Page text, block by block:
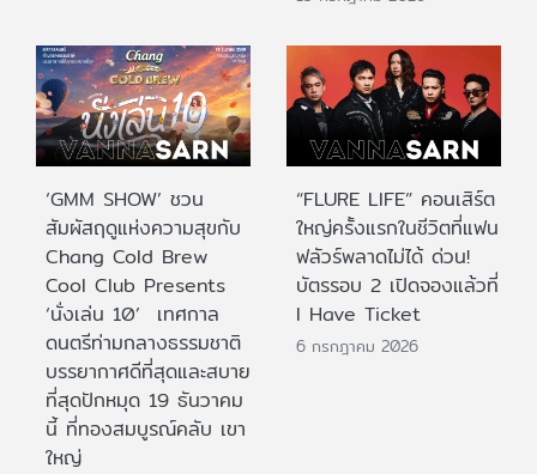
‘GMM SHOW’ ชวน
สัมผัสฤดูแห่งความสุขกับ
Chang Cold Brew
Cool Club Presents
‘นั่งเล่น 10’ เทศกาล
ดนตรีท่ามกลางธรรมชาติ
บรรยากาศดีที่สุดและสบาย
ที่สุดปักหมุด 19 ธันวาคม
นี้ ที่ทองสมบูรณ์คลับ เขา
ใหญ่
“FLURE LIFE” คอนเสิร์ต
ใหญ่ครั้งแรกในชีวิตที่แฟน
ฟลัวร์พลาดไม่ได้ ด่วน!
บัตรรอบ 2 เปิดจองแล้วที่
I Have Ticket
6 กรกฎาคม 2026